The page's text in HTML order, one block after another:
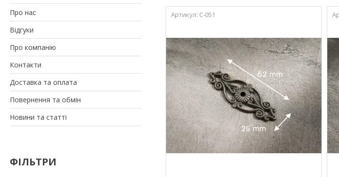
Про нас
Відгуки
Про компанію
Контакти
Доставка та оплата
Повернення та обмін
Новини та статті
ФІЛЬТРИ
C-051